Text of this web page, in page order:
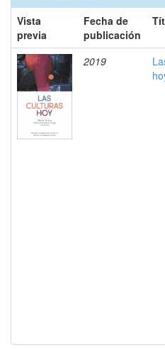
Vista
previa
Fecha de
publicación
2019